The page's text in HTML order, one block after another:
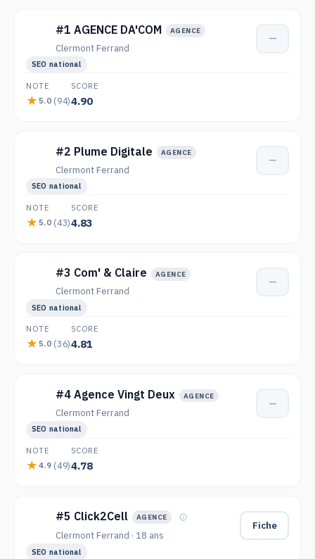
#1 AGENCE DA'COM AGENCE
Clermont Ferrand
—
SEO national
NOTE
5.0 (94)
SCORE
4.90
#2 Plume Digitale AGENCE
Clermont Ferrand
—
SEO national
NOTE
5.0 (43)
SCORE
4.83
#3 Com' & Claire AGENCE
Clermont Ferrand
—
SEO national
NOTE
5.0 (36)
SCORE
4.81
#4 Agence Vingt Deux AGENCE
Clermont Ferrand
—
SEO national
NOTE
4.9 (49)
SCORE
4.78
#5 Click2Cell AGENCE
Clermont Ferrand · 18 ans
Fiche
SEO national